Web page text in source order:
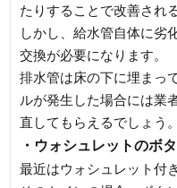
たりすることで改善され
しかし、給水管自体に劣
交換が必要になります。
排水管は床の下に埋まっ
ルが発生した場合には業
直してもらえるでしょう。
・ウォシュレットのボ
最近はウォシュレット付